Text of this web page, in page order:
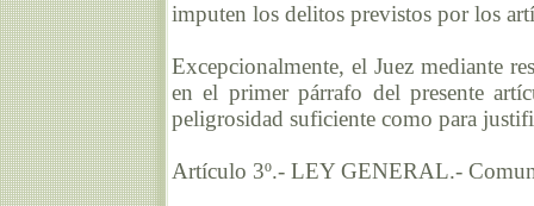
imputen los delitos previstos por los
Excepcionalmente, el Juez mediante
en el primer párrafo del presente
peligrosidad suficiente como para
Artículo 3º.- LEY GENERAL.-